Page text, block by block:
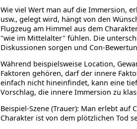
Wie viel Wert man auf die Immersion,
usw., gelegt wird, hängt von den
Flugzeug am Himmel aus dem
"wie im Mittelalter" fühlen. Die
Diskussionen sorgen und Con-
Während beispielsweise Location,
Faktoren gehören, darf der innere
einfach nicht hineinfindet, kann eine
Vorschlag, die innere Immersion zu
Beispiel-Szene (Trauer): Man erlebt auf
Charakter ist von dem plötzlichen Tod